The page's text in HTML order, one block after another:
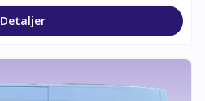
Detaljer